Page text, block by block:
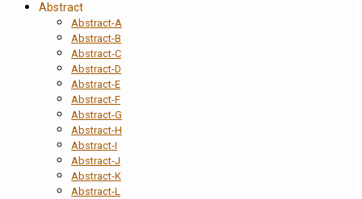
Abstract
Abstract-A
Abstract-B
Abstract-C
Abstract-D
Abstract-E
Abstract-F
Abstract-G
Abstract-H
Abstract-I
Abstract-J
Abstract-K
Abstract-L